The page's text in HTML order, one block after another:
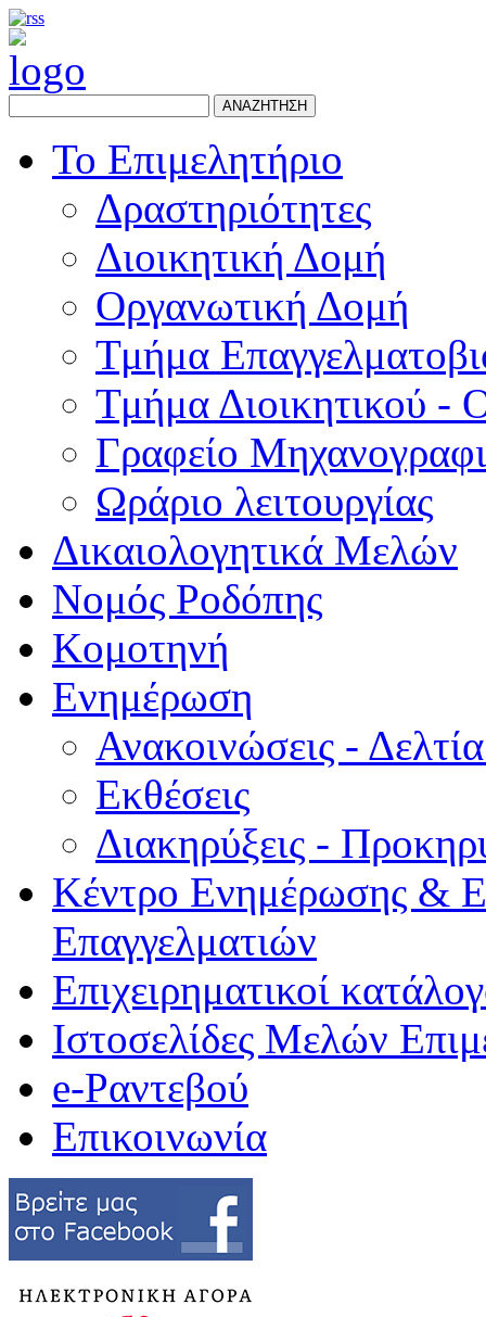
ΑΝΑΖΗΤΗΣΗ
Το Επιμελητήριο
Δραστηριότητες
Διοικητική Δομή
Οργανωτική Δομή
Τμήμα
Τμήμα Διοικητικού -
Γραφείο
Ωράριο λειτουργίας
Δικαιολογητικά Μελών
Νομός Ροδόπης
Κομοτηνή
Ενημέρωση
Ανακοινώσεις -
Εκθέσεις
Διακηρύξεις -
Κέντρο Ενημέρωσης &
Επαγγελματιών
Επιχειρηματικοί
Ιστοσελίδες Μελών
e-Ραντεβού
Επικοινωνία